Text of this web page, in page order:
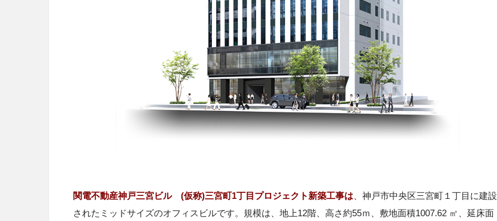
関電不動産神戸三宮ビル (仮称)三宮町1丁目プロジェクト新築工事は 、神戸市中央区三宮町１丁目に建設
されたミッドサイズのオフィスビルです。規模は、地上12階、高さ約55ｍ、敷地面積1007.62 ㎡、延床面